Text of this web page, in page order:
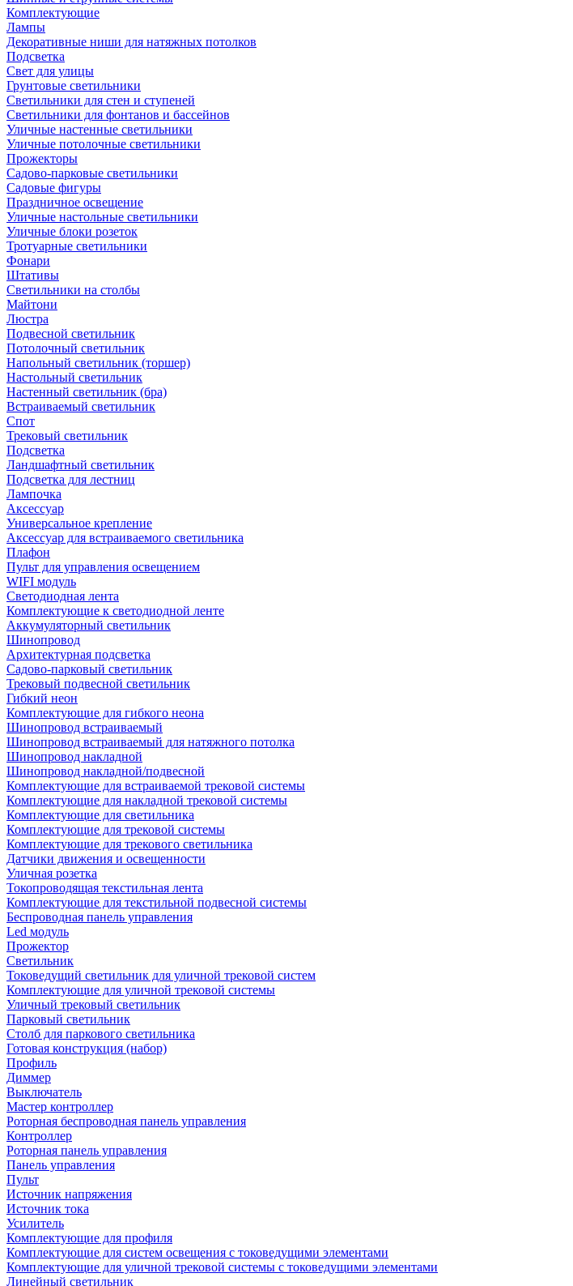
Комплектующие
Лампы
Декоративные ниши для натяжных потолков
Подсветка
Свет для улицы
Грунтовые светильники
Светильники для стен и ступеней
Светильники для фонтанов и бассейнов
Уличные настенные светильники
Уличные потолочные светильники
Прожекторы
Садово-парковые светильники
Садовые фигуры
Праздничное освещение
Уличные настольные светильники
Уличные блоки розеток
Тротуарные светильники
Фонари
Штативы
Светильники на столбы
Майтони
Люстра
Подвесной светильник
Потолочный светильник
Напольный светильник (торшер)
Настольный светильник
Настенный светильник (бра)
Встраиваемый светильник
Спот
Трековый светильник
Подсветка
Ландшафтный светильник
Подсветка для лестниц
Лампочка
Аксессуар
Универсальное крепление
Аксессуар для встраиваемого светильника
Плафон
Пульт для управления освещением
WIFI модуль
Светодиодная лента
Комплектующие к светодиодной ленте
Аккумуляторный светильник
Шинопровод
Архитектурная подсветка
Садово-парковый светильник
Трековый подвесной светильник
Гибкий неон
Комплектующие для гибкого неона
Шинопровод встраиваемый
Шинопровод встраиваемый для натяжного потолка
Шинопровод накладной
Шинопровод накладной/подвесной
Комплектующие для встраиваемой трековой системы
Комплектующие для накладной трековой системы
Комплектующие для светильника
Комплектующие для трековой системы
Комплектующие для трекового светильника
Датчики движения и освещенности
Уличная розетка
Токопроводящая текстильная лента
Комплектующие для текстильной подвесной системы
Беспроводная панель управления
Led модуль
Прожектор
Светильник
Токоведущий светильник для уличной трековой систем
Комплектующие для уличной трековой системы
Уличный трековый светильник
Парковый светильник
Столб для паркового светильника
Готовая конструкция (набор)
Профиль
Диммер
Выключатель
Мастер контроллер
Роторная беспроводная панель управления
Контроллер
Роторная панель управления
Панель управления
Пульт
Источник напряжения
Источник тока
Усилитель
Комплектующие для профиля
Комплектующие для систем освещения с токоведущими элементами
Комплектующие для уличной трековой системы с токоведущими элементами
Линейный светильник